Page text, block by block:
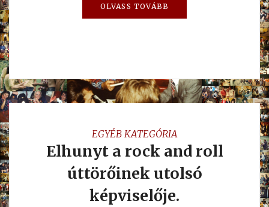
OLVASS TOVÁBB
EGYÉB KATEGÓRIA
Elhunyt a rock and roll
úttörőinek utolsó
képviselője.